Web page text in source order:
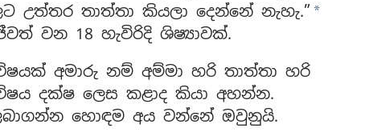
උත්තර තාත්තා කියලා දෙන්නේ නැහැ.” *
වන 18 හැවිරිදි ශිෂ්‍යාවක්.
අමාරු නම් අම්මා හරි තාත්තා හරි
දක්ෂ ලෙස කළාද කියා අහන්න.
හොඳම අය වන්නේ ඔවුනුයි.